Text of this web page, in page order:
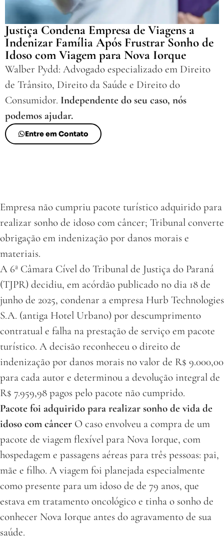
Justiça Condena Empresa de Viagens a
Indenizar Família Após Frustrar Sonho de
Idoso com Viagem para Nova Iorque
Walber Pydd: Advogado especializado em Direito
de Trânsito, Direito da Saúde e Direito do
Consumidor. Independente do seu caso, nós
podemos ajudar.
Entre em Contato
Empresa não cumpriu pacote turístico adquirido para
realizar sonho de idoso com câncer; Tribunal converte
obrigação em indenização por danos morais e
materiais.
A 6ª Câmara Cível do Tribunal de Justiça do Paraná
(TJPR) decidiu, em acórdão publicado no dia 18 de
junho de 2025, condenar a empresa Hurb Technologies
S.A. (antiga Hotel Urbano) por descumprimento
contratual e falha na prestação de serviço em pacote
turístico. A decisão reconheceu o direito de
indenização por danos morais no valor de R$ 9.000,00
para cada autor e determinou a devolução integral de
R$ 7.959,98 pagos pelo pacote não cumprido.
Pacote foi adquirido para realizar sonho de vida de
idoso com câncer O caso envolveu a compra de um
pacote de viagem flexível para Nova Iorque, com
hospedagem e passagens aéreas para três pessoas: pai,
mãe e filho. A viagem foi planejada especialmente
como presente para um idoso de de 79 anos, que
estava em tratamento oncológico e tinha o sonho de
conhecer Nova Iorque antes do agravamento de sua
saúde.